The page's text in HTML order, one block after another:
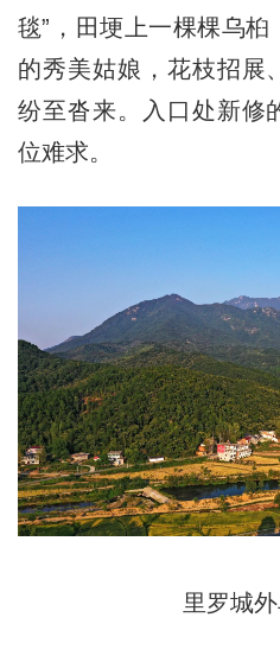
毯”，田埂上一棵棵乌
的秀美姑娘，花枝招展
纷至沓来。入口处新修
位难求。
里罗城